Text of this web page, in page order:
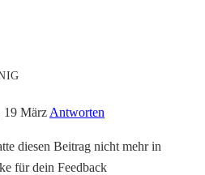
19 März Antworten
diesen Beitrag nicht mehr in
für dein Feedback